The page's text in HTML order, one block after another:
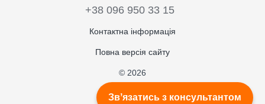
+38 096 950 33 15
Контактна інформація
Повна версія сайту
© 2026
Звʼязатись з консультантом